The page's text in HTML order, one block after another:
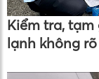
Kiểm tra,
lạnh không